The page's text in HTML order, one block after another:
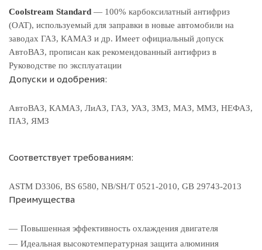
Coolstream Standard — 100% карбоксилатный антифриз
(OAT), используемый для заправки в новые автомобили на
заводах ГАЗ, КАМАЗ и др. Имеет официальный допуск
АвтоВАЗ, прописан как рекомендованный антифриз в
Руководстве по эксплуатации
Допуски и одобрения:
АвтоВАЗ, КАМАЗ, ЛиАЗ, ГАЗ, УАЗ, ЗМЗ, МАЗ, ММЗ, НЕФАЗ,
ПАЗ, ЯМЗ
Соответствует требованиям:
ASTM D3306, BS 6580, NB/SH/T 0521-2010, GB 29743-2013
Преимущества
Повышенная эффективность охлаждения двигателя
Идеальная высокотемпературная защита алюминия